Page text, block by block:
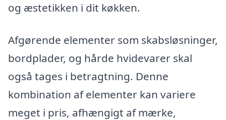
og æstetikken i dit køkken.
Afgørende elementer som skabsløsninger,
bordplader, og hårde hvidevarer skal
også tages i betragtning. Denne
kombination af elementer kan variere
meget i pris, afhængigt af mærke,